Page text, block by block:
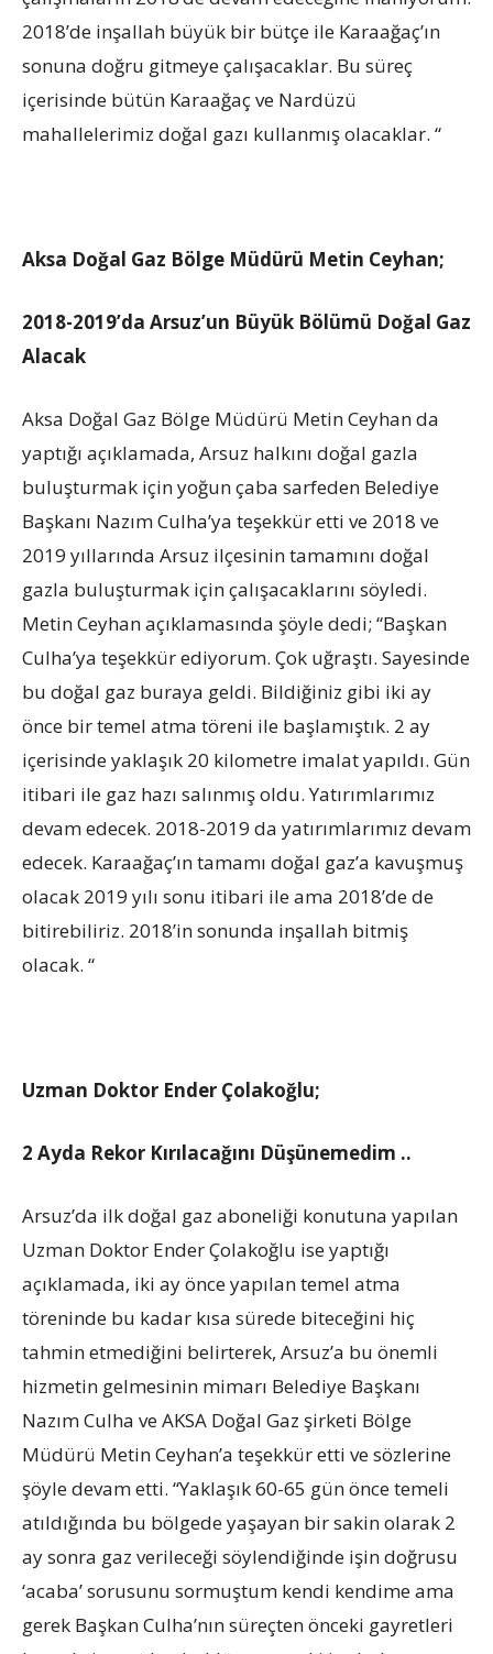
2018’de inşallah büyük bir bütçe ile Karaağaç’ın
sonuna doğru gitmeye çalışacaklar. Bu süreç
içerisinde bütün Karaağaç ve Nardüzü
mahallelerimiz doğal gazı kullanmış olacaklar. “
Aksa Doğal Gaz Bölge Müdürü Metin Ceyhan;
2018-2019’da Arsuz’un Büyük Bölümü Doğal Gaz
Alacak
Aksa Doğal Gaz Bölge Müdürü Metin Ceyhan da
yaptığı açıklamada, Arsuz halkını doğal gazla
buluşturmak için yoğun çaba sarfeden Belediye
Başkanı Nazım Culha’ya teşekkür etti ve 2018 ve
2019 yıllarında Arsuz ilçesinin tamamını doğal
gazla buluşturmak için çalışacaklarını söyledi.
Metin Ceyhan açıklamasında şöyle dedi; “Başkan
Culha’ya teşekkür ediyorum. Çok uğraştı. Sayesinde
bu doğal gaz buraya geldi. Bildiğiniz gibi iki ay
önce bir temel atma töreni ile başlamıştık. 2 ay
içerisinde yaklaşık 20 kilometre imalat yapıldı. Gün
itibari ile gaz hazı salınmış oldu. Yatırımlarımız
devam edecek. 2018-2019 da yatırımlarımız devam
edecek. Karaağaç’ın tamamı doğal gaz’a kavuşmuş
olacak 2019 yılı sonu itibari ile ama 2018’de de
bitirebiliriz. 2018’in sonunda inşallah bitmiş
olacak. “
Uzman Doktor Ender Çolakoğlu;
2 Ayda Rekor Kırılacağını Düşünemedim ..
Arsuz’da ilk doğal gaz aboneliği konutuna yapılan
Uzman Doktor Ender Çolakoğlu ise yaptığı
açıklamada, iki ay önce yapılan temel atma
töreninde bu kadar kısa sürede biteceğini hiç
tahmin etmediğini belirterek, Arsuz’a bu önemli
hizmetin gelmesinin mimarı Belediye Başkanı
Nazım Culha ve AKSA Doğal Gaz şirketi Bölge
Müdürü Metin Ceyhan’a teşekkür etti ve sözlerine
şöyle devam etti. “Yaklaşık 60-65 gün önce temeli
atıldığında bu bölgede yaşayan bir sakin olarak 2
ay sonra gaz verileceği söylendiğinde işin doğrusu
‘acaba’ sorusunu sormuştum kendi kendime ama
gerek Başkan Culha’nın süreçten önceki gayretleri